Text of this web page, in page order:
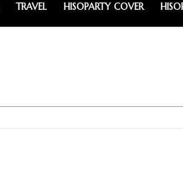
TRAVEL HISOPARTY COVER